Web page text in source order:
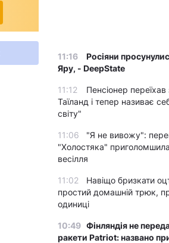
11:16
Росіяни
Яру, - DeepState
11:12
Пенсіонер
Таїланд і тепер називає
світу"
11:06
"Я не вивожу":
"Холостяка" приголомшила
весілля
11:02
Навіщо бризкати
простий домашній трюк,
одиниці
10:49 Фінляндія не
ракети Patriot: названо